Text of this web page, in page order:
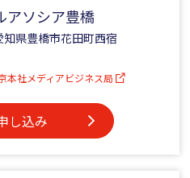
ソシア豊橋
県豊橋市花田町西宿
本社メディアビジネス局
し込み